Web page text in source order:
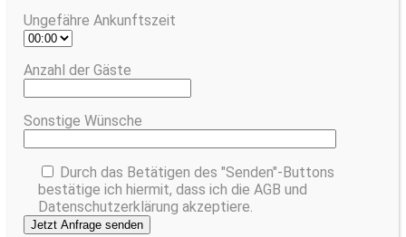
Ungefähre Ankunftszeit
Anzahl der Gäste
Sonstige Wünsche
Durch das Betätigen des "Senden"-Buttons
bestätige ich hiermit, dass ich die AGB und
Datenschutzerklärung akzeptiere.